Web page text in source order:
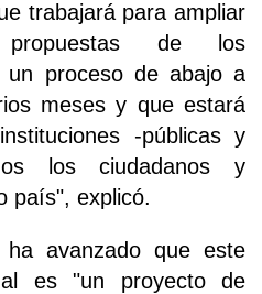
trabajará para ampliar
de los
un proceso de abajo a
meses y que estará
-públicas y
los ciudadanos y
país", explicó.
avanzado que este
es "un proyecto de